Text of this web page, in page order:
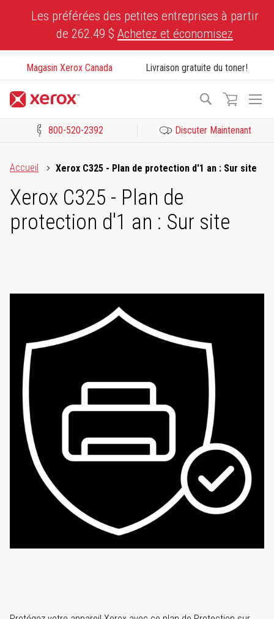
Les préférées des petites entreprises à partir
de 262.49 $ Achetez et économisez
Magasin Xerox Canada Livraison gratuite du toner!
Recherche
800-520-2392 Discuter Maintenant
Accueil
Xerox C325 - Plan de protection d'1 an : Sur site
Xerox C325 - Plan de
protection d'1 an : Sur site